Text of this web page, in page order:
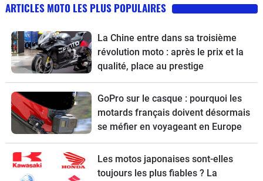
ARTICLES MOTO LES PLUS POPULAIRES
La Chine entre dans sa troisième
révolution moto : après le prix et la
qualité, place au prestige
GoPro sur le casque : pourquoi les
motards français doivent désormais
se méfier en voyageant en Europe
Les motos japonaises sont-elles
toujours les plus fiables ? La